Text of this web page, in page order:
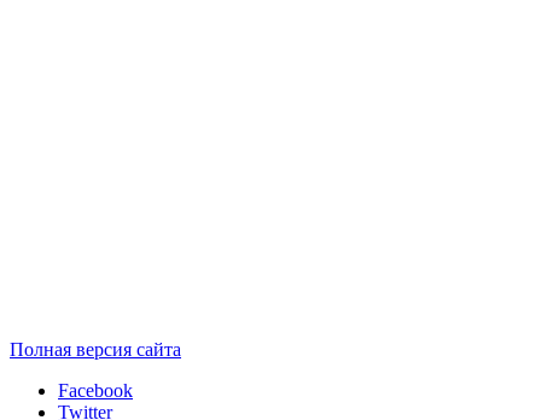
Полная версия сайта
Facebook
Twitter